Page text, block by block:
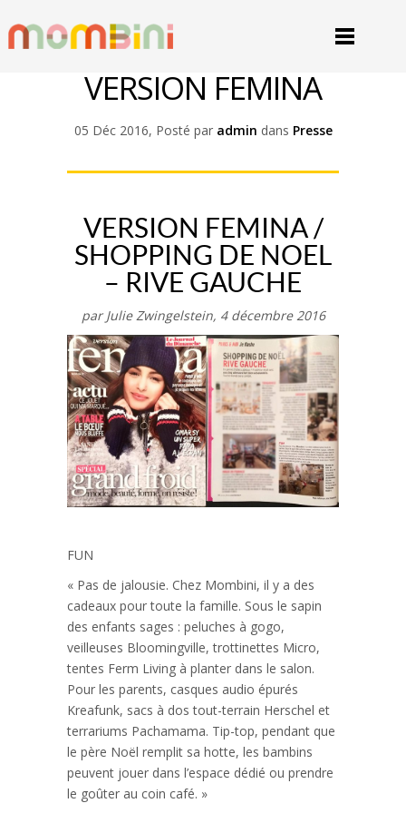
VERSION FEMINA
05 Déc 2016, Posté par admin dans Presse
VERSION FEMINA /
SHOPPING DE NOEL
– RIVE GAUCHE
par Julie Zwingelstein, 4 décembre 2016
FUN
« Pas de jalousie. Chez Mombini, il y a des
cadeaux pour toute la famille. Sous le sapin
des enfants sages : peluches à gogo,
veilleuses Bloomingville, trottinettes Micro,
tentes Ferm Living à planter dans le salon.
Pour les parents, casques audio épurés
Kreafunk, sacs à dos tout-terrain Herschel et
terrariums Pachamama. Tip-top, pendant que
le père Noël remplit sa hotte, les bambins
peuvent jouer dans l’espace dédié ou prendre
le goûter au coin café. »